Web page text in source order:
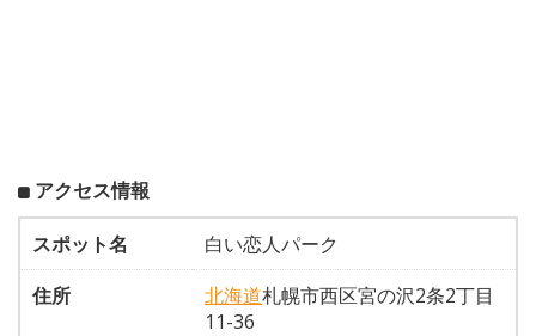
アクセス情報
スポット名
白い恋人パーク
住所
北海道札幌市西区宮の沢2条2丁目
11-36